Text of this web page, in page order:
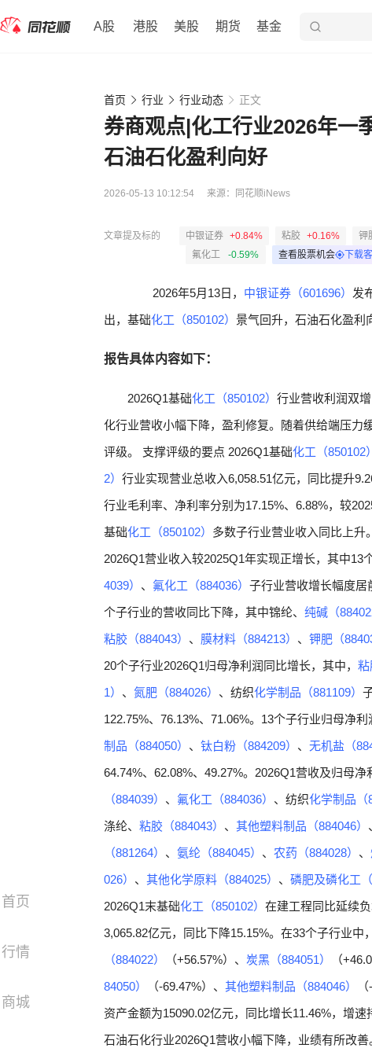
A股 港股 美股 期货 基金
首页
行情
商城
首页 行业 行业动态 正文
券商观点|化工行业2026年一
石油石化盈利向好
2026-05-13 10:12:54 来源： 同花顺iNews
文章提及标的 中银证券 +0.84% 粘胶 +0.16% 钾
氟化工
-0.59% 查看股票机会 下载
2026年5月13日， 中银证券（601696） 发
出，基础化工（850102） 景气回升，石油石化盈利
报告具体内容如下：
2026Q1基础化工（850102） 行业营收利润双
化行业营收小幅下降，盈利修复。随着供给端压力
评级。 支撑评级的要点 2026Q1基础化工（850102）
2） 行业实现营业总收入6,058.51亿元，同比提升
行业毛利率、净利率分别为17.15%、6.88%，较
基础化工（850102） 多数子行业营业收入同比上升
2026Q1营业收入较2025Q1年实现正增长，其中13
4039） 、 氟化工（884036） 子行业营收增长幅度居
个子行业的营收同比下降，其中锦纶、 纯碱（
粘胶（884043） 、 膜材料（884213） 、 钾肥（
20个子行业2026Q1归母净利润同比增长，其中， 粘
1） 、 氮肥（884026） 、纺织化学制品（881109）
122.75%、76.13%、71.06%。13个子行业归母净利
制品（884050） 、 钛白粉（884209） 、 无机盐（
64.74%、62.08%、49.27%。2026Q1营收及归母
（884039） 、 氟化工（884036） 、纺织化学制品（
涤纶、 粘胶（884043） 、 其他塑料制品（884046）
（881264） 、 氨纶（884045） 、 农药（884028） 、
026） 、 其他化学原料（884025） 、 磷肥及磷化工（
2026Q1末基础化工（850102） 在建工程同比延续
3,065.82亿元，同比下降15.15%。在33个子行业
（884022）
（+56.57%）、 炭黑（884051） （
84050）
（-69.47%）、 其他塑料制品（884046）
资产金额为15090.02亿元，同比增长11.46%，增速
石油石化行业2026Q1营收小幅下降，业绩有所改